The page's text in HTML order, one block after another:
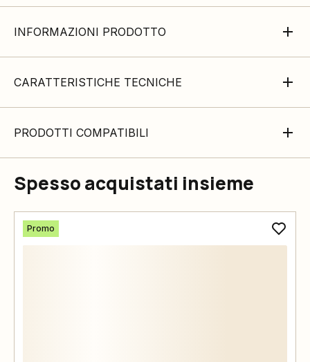
INFORMAZIONI PRODOTTO
CARATTERISTICHE TECNICHE
PRODOTTI COMPATIBILI
Spesso acquistati insieme
Promo